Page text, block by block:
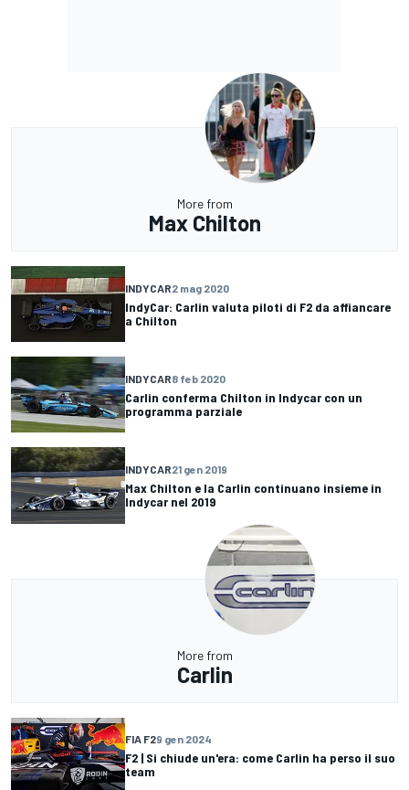
More from
Max Chilton
INDYCAR2 mag 2020
IndyCar: Carlin valuta piloti di F2 da affiancare
a Chilton
INDYCAR8 feb 2020
Carlin conferma Chilton in Indycar con un
programma parziale
INDYCAR21 gen 2019
Max Chilton e la Carlin continuano insieme in
Indycar nel 2019
More from
Carlin
FIA F29 gen 2024
F2 | Si chiude un'era: come Carlin ha perso il suo
team